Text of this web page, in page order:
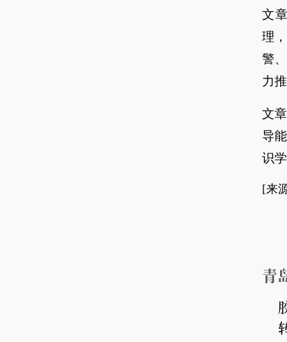
文
理
警
力
文
导
识
[来
青